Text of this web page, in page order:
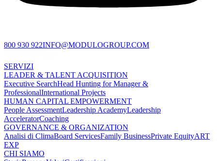
800 930 922INFO@MODULOGROUP.COM
SERVIZI
LEADER & TALENT ACQUISITION
Executive SearchHead Hunting for Manager &
ProfessionalInternational Projects
HUMAN CAPITAL EMPOWERMENT
People AssessmentLeadership AcademyLeadership
AcceleratorCoaching
GOVERNANCE & ORGANIZATION
Analisi di ClimaBoard ServicesFamily BusinessPrivate EquityART
EXP
CHI SIAMO